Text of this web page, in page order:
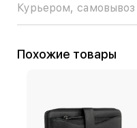
Курьером, самовывоз
Похожие товары